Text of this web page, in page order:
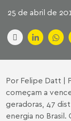
25 de abril de
Por Felipe Datt |
começam a
geradoras, 47
energia no Brasil.